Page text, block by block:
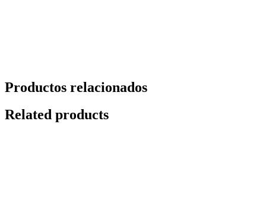
Productos relacionados
Related products